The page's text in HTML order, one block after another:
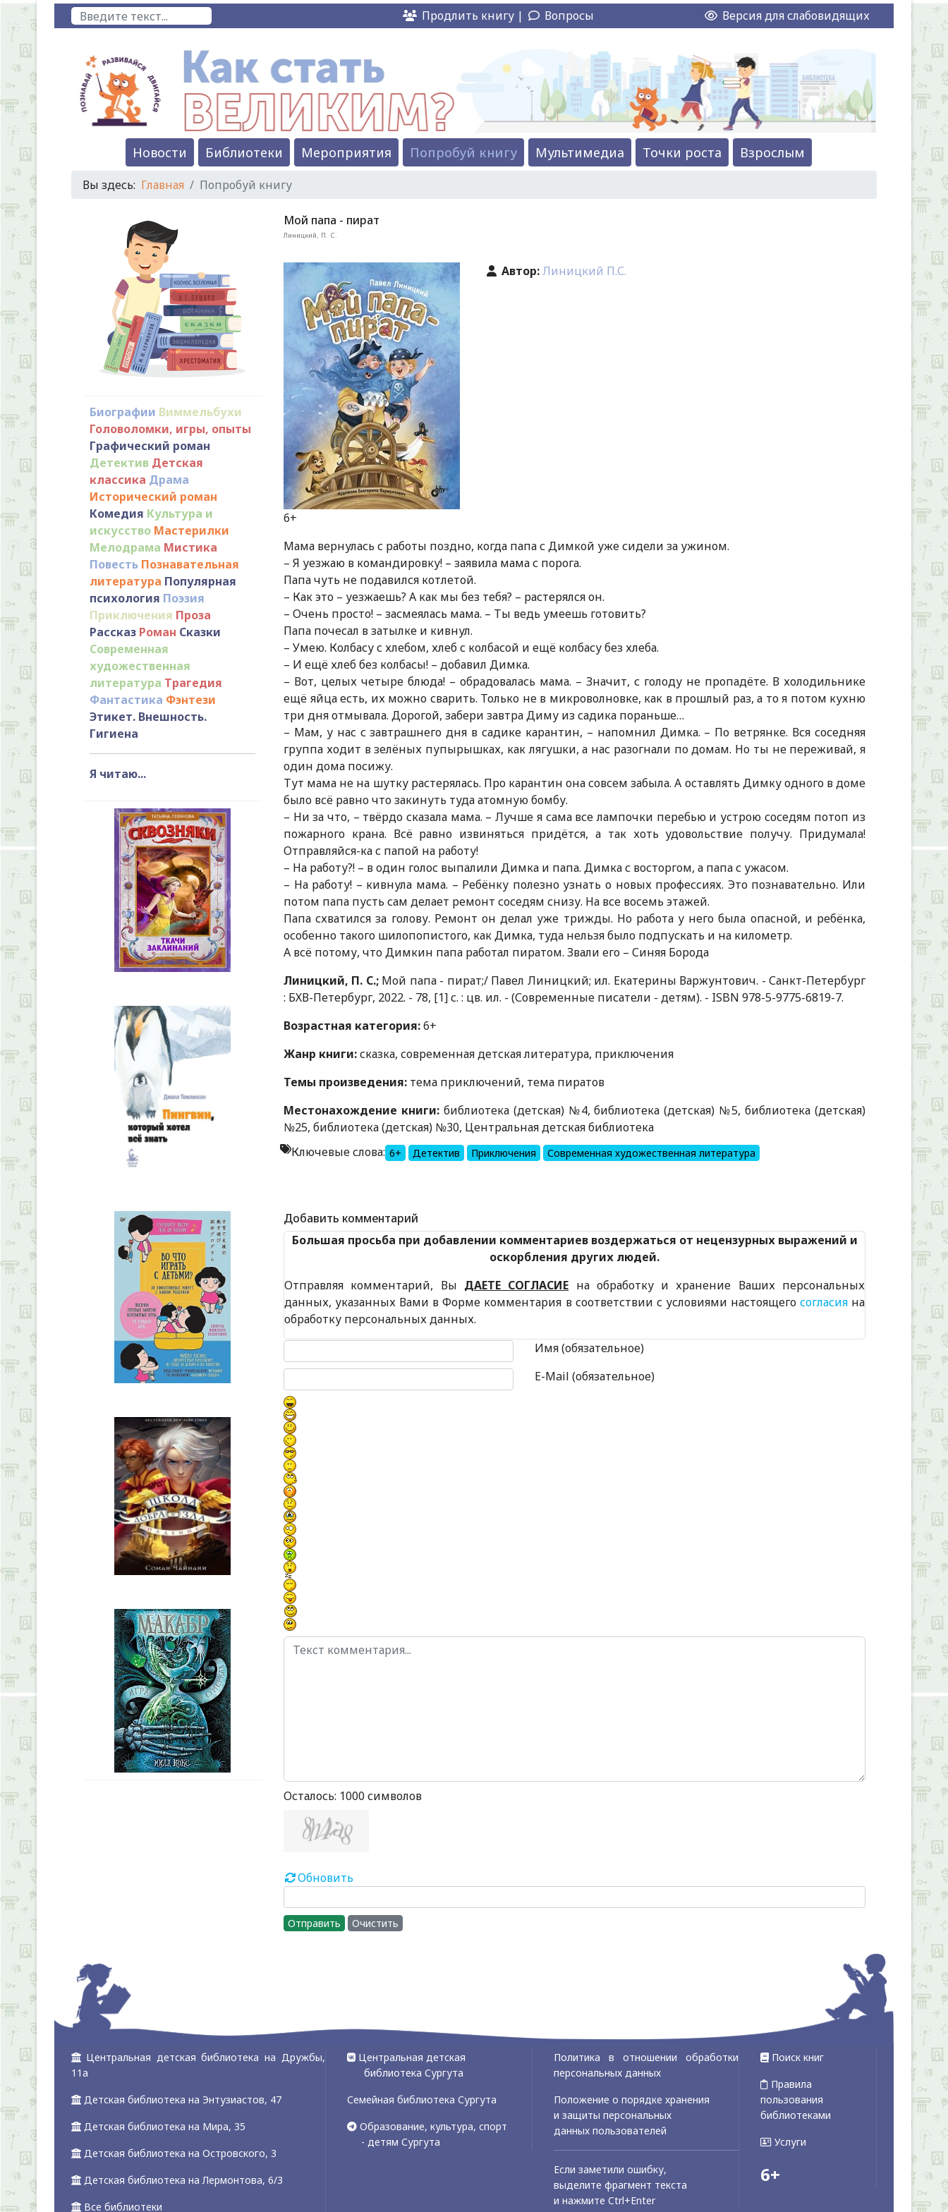
Поиск Продлить книгу | Вопросы Версия для слабовидящих
Новости Библиотеки Мероприятия Попробуй книгу Мультимедиа Точки роста Взрослым
Вы здесь: Главная Попробуй книгу
Биографии Виммельбухи
Головоломки, игры, опыты
Графический роман
Детектив Детская
классика Драма
Исторический роман
Комедия Культура и
искусство Мастерилки
Мелодрама Мистика
Повесть Познавательная
литература Популярная
психология Поэзия
Приключения Проза
Рассказ Роман Сказки
Современная
художественная
литература Трагедия
Фантастика Фэнтези
Этикет. Внешность.
Гигиена
Я читаю...
Мой папа - пират
Линицкий, П. С.
Автор:Линицкий П.С.
6+
Мама вернулась с работы поздно, когда папа с Димкой уже сидели за ужином.
– Я уезжаю в командировку! – заявила мама с порога.
Папа чуть не подавился котлетой.
– Как это – уезжаешь? А как мы без тебя? – растерялся он.
– Очень просто! – засмеялась мама. – Ты ведь умеешь готовить?
Папа почесал в затылке и кивнул.
– Умею. Колбасу с хлебом, хлеб с колбасой и ещё колбасу без хлеба.
– И ещё хлеб без колбасы! – добавил Димка.
– Вот, целых четыре блюда! – обрадовалась мама. – Значит, с голоду не пропадёте. В холодильнике
ещё яйца есть, их можно сварить. Только не в микроволновке, как в прошлый раз, а то я потом кухню
три дня отмывала. Дорогой, забери завтра Диму из садика пораньше…
– Мам, у нас с завтрашнего дня в садике карантин, – напомнил Димка. – По ветрянке. Вся соседняя
группа ходит в зелёных пупырышках, как лягушки, а нас разогнали по домам. Но ты не переживай, я
один дома посижу.
Тут мама не на шутку растерялась. Про карантин она совсем забыла. А оставлять Димку одного в доме
было всё равно что закинуть туда атомную бомбу.
– Ни за что, – твёрдо сказала мама. – Лучше я сама все лампочки перебью и устрою соседям потоп из
пожарного крана. Всё равно извиняться придётся, а так хоть удовольствие получу. Придумала!
Отправляйся-ка с папой на работу!
– На работу?! – в один голос выпалили Димка и папа. Димка с восторгом, а папа с ужасом.
– На работу! – кивнула мама. – Ребёнку полезно узнать о новых профессиях. Это познавательно. Или
потом папа пусть сам делает ремонт соседям снизу. На все восемь этажей.
Папа схватился за голову. Ремонт он делал уже трижды. Но работа у него была опасной, и ребёнка,
особенно такого шилопопистого, как Димка, туда нельзя было подпускать и на километр.
А всё потому, что Димкин папа работал пиратом. Звали его – Синяя Борода
Линицкий, П. С.; Мой папа - пират;/ Павел Линицкий; ил. Екатерины Варжунтович. - Санкт-Петербург
: БХВ-Петербург, 2022. - 78, [1] с. : цв. ил. - (Современные писатели - детям). - ISBN 978-5-9775-6819-7.
Возрастная категория:6+
Жанр книги:сказка, современная детская литература, приключения
Темы произведения: тема приключений, тема пиратов
Местонахождение книги:библиотека (детская) №4, библиотека (детская) №5, библиотека (детская)
№25, библиотека (детская) №30, Центральная детская библиотека
Ключевые слова: 6+ Детектив Приключения Современная художественная литература
Добавить комментарий
Большая просьба при добавлении комментариев воздержаться от нецензурных выражений и
оскорбления других людей.
Отправляя комментарий, Вы ДАЕТЕ СОГЛАСИЕ на обработку и хранение Ваших персональных
данных, указанных Вами в Форме комментария в соответствии с условиями настоящего согласияна
обработку персональных данных.
Имя (обязательное)
E-Mail (обязательное)
Текст комментария
Осталось: 1000 символов
Обновить
Отправить Очистить
Центральная детская библиотека на Дружбы,
11а
Детская библиотека на Энтузиастов, 47
Детская библиотека на Мира, 35
Детская библиотека на Островского, 3
Детская библиотека на Лермонтова, 6/3
Все библиотеки
Центральная детская
библиотека Сургута
Семейная библиотека Сургута
Образование, культура, спорт
- детям Сургута
Политика в отношении обработки
персональных данных
Положение о порядке хранения
и защиты персональных
данных пользователей
Если заметили ошибку,
выделите фрагмент текста
и нажмите Ctrl+Enter
Поиск книг
Правила
пользования
библиотеками
Услуги
6+